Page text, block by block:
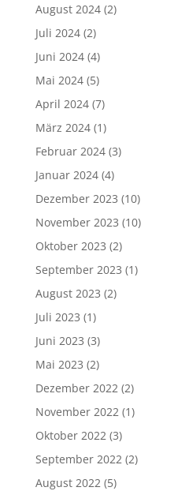
August 2024(2)
Juli 2024(2)
Juni 2024(4)
Mai 2024(5)
April 2024(7)
März 2024(1)
Februar 2024(3)
Januar 2024(4)
Dezember 2023 (10)
November 2023 (10)
Oktober 2023 (2)
September 2023 (1)
August 2023 (2)
Juli 2023 (1)
Juni 2023 (3)
Mai 2023 (2)
Dezember 2022(2)
November 2022(1)
Oktober 2022(3)
September 2022(2)
August 2022(5)